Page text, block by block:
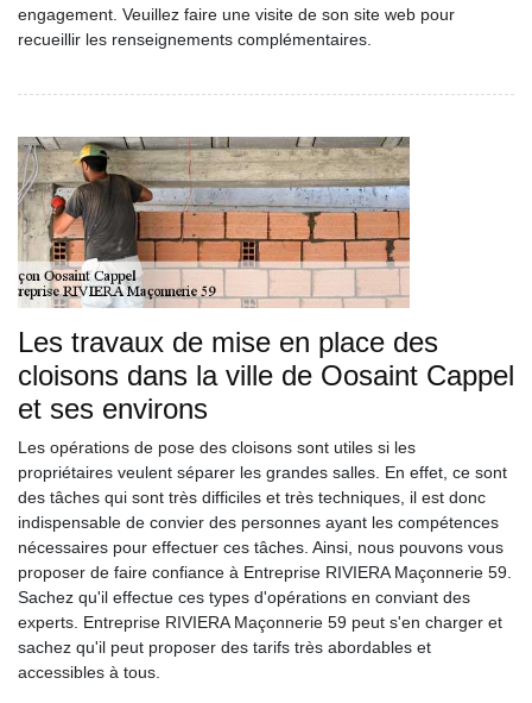
engagement. Veuillez faire une visite de son site web pour
recueillir les renseignements complémentaires.
Les travaux de mise en place des
cloisons dans la ville de Oosaint Cappel
et ses environs
Les opérations de pose des cloisons sont utiles si les
propriétaires veulent séparer les grandes salles. En effet, ce sont
des tâches qui sont très difficiles et très techniques, il est donc
indispensable de convier des personnes ayant les compétences
nécessaires pour effectuer ces tâches. Ainsi, nous pouvons vous
proposer de faire confiance à Entreprise RIVIERA Maçonnerie 59.
Sachez qu'il effectue ces types d'opérations en conviant des
experts. Entreprise RIVIERA Maçonnerie 59 peut s'en charger et
sachez qu'il peut proposer des tarifs très abordables et
accessibles à tous.